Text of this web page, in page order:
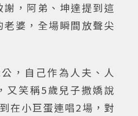
，阿弟、坤達提到這
婆，全場瞬間放聲尖
，自己作為人夫、人
又笑稱5歲兒子撒嬌說
在小巨蛋連唱2場，對